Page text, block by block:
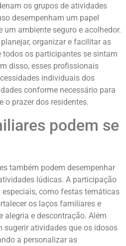
os grupos de atividades
desempenham um papel
ambiente seguro e acolhedor.
organizar e facilitar as
os participantes se sintam
disso, esses profissionais
individuais dos
conforme necessário para
o prazer dos residentes.
podem se
também podem desempenhar
lúdicas. A participação
como festas temáticas
os laços familiares e
alegria e descontração. Além
sugerir atividades que os idosos
a personalizar as